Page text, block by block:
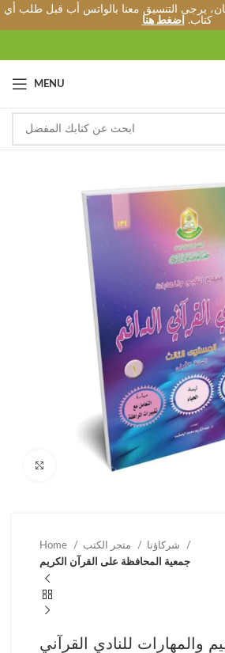
يرجى التنسيق معنا بالواتس أب قبل طلب أي
كتاب.
اضغط هنا
MENU
Click to enlarge
Home
جمعية المحافظة على القرآن الكريم
والمهارات للنادي القرآني